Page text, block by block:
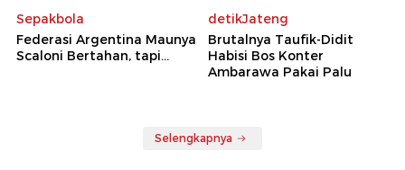
Sepakbola
Federasi Argentina Maunya
Scaloni Bertahan, tapi...
detikJateng
Brutalnya Taufik-Didit
Habisi Bos Konter
Ambarawa Pakai Palu
Selengkapnya